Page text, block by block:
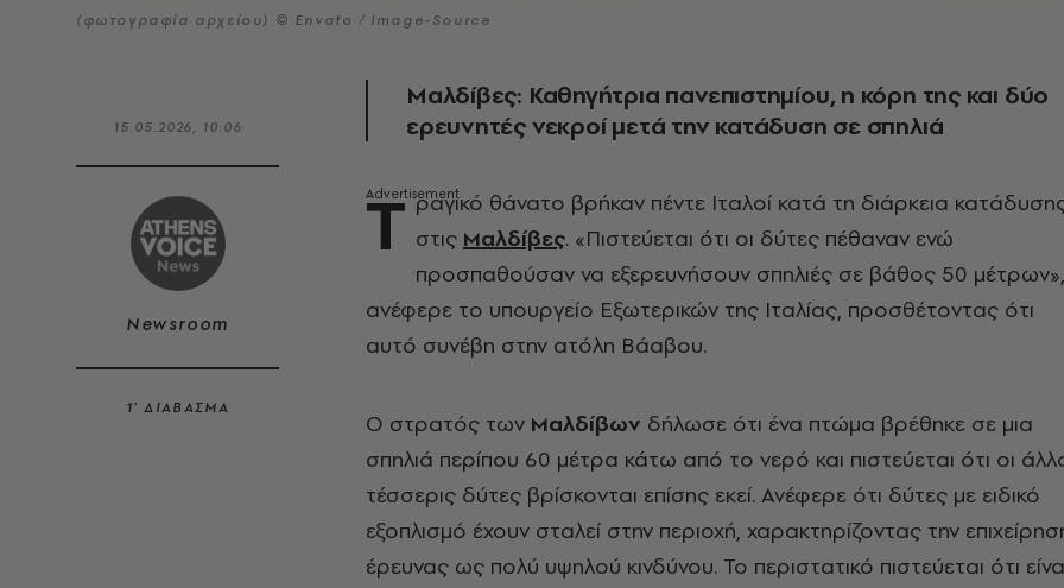
(φωτογραφία αρχείου) © Envato / Image-Source
15.05.2026, 10:06
Newsroom
1’ ΔΙΑΒΑΣΜΑ
Μαλδίβες: Καθηγήτρια πανεπιστημίου, η κόρη της και δύο
ερευνητές νεκροί μετά την κατάδυση σε σπηλιά
Τ ραγικό θάνατο βρήκαν πέντε Ιταλοί κατά τη διάρκεια
στις Μαλδίβες. «Πιστεύεται ότι οι δύτες πέθαναν ενώ
προσπαθούσαν να εξερευνήσουν σπηλιές σε βάθος 50 μέτρων»,
ανέφερε το υπουργείο Εξωτερικών της Ιταλίας, προσθέτοντας ότι
αυτό συνέβη στην ατόλη Βάαβου.
Ο στρατός των Μαλδίβων δήλωσε ότι ένα πτώμα βρέθηκε σε μια
σπηλιά περίπου 60 μέτρα κάτω από το νερό και πιστεύεται ότι οι
τέσσερις δύτες βρίσκονται επίσης εκεί. Ανέφερε ότι δύτες με ειδικό
εξοπλισμό έχουν σταλεί στην περιοχή, χαρακτηρίζοντας την
έρευνας ως πολύ υψηλού κινδύνου. Το περιστατικό πιστεύεται ότι